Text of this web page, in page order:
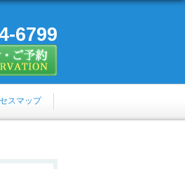
6799
スマップ